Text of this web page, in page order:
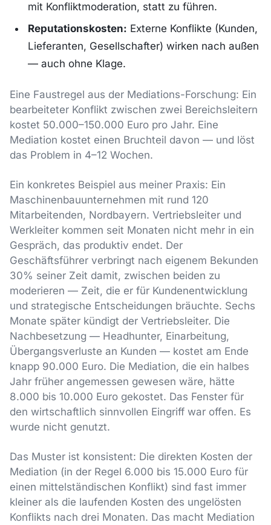
mit Konfliktmoderation, statt zu führen.
Reputationskosten: Externe Konflikte (Kunden,
Lieferanten, Gesellschafter) wirken nach außen
— auch ohne Klage.
Eine Faustregel aus der Mediations-Forschung: Ein
bearbeiteter Konflikt zwischen zwei Bereichsleitern
kostet 50.000–150.000 Euro pro Jahr. Eine
Mediation kostet einen Bruchteil davon — und löst
das Problem in 4–12 Wochen.
Ein konkretes Beispiel aus meiner Praxis: Ein
Maschinenbauunternehmen mit rund 120
Mitarbeitenden, Nordbayern. Vertriebsleiter und
Werkleiter kommen seit Monaten nicht mehr in ein
Gespräch, das produktiv endet. Der
Geschäftsführer verbringt nach eigenem Bekunden
30% seiner Zeit damit, zwischen beiden zu
moderieren — Zeit, die er für Kundenentwicklung
und strategische Entscheidungen bräuchte. Sechs
Monate später kündigt der Vertriebsleiter. Die
Nachbesetzung — Headhunter, Einarbeitung,
Übergangsverluste an Kunden — kostet am Ende
knapp 90.000 Euro. Die Mediation, die ein halbes
Jahr früher angemessen gewesen wäre, hätte
8.000 bis 10.000 Euro gekostet. Das Fenster für
den wirtschaftlich sinnvollen Eingriff war offen. Es
wurde nicht genutzt.
Das Muster ist konsistent: Die direkten Kosten der
Mediation (in der Regel 6.000 bis 15.000 Euro für
einen mittelständischen Konflikt) sind fast immer
kleiner als die laufenden Kosten des ungelösten
Konflikts nach drei Monaten. Das macht Mediation